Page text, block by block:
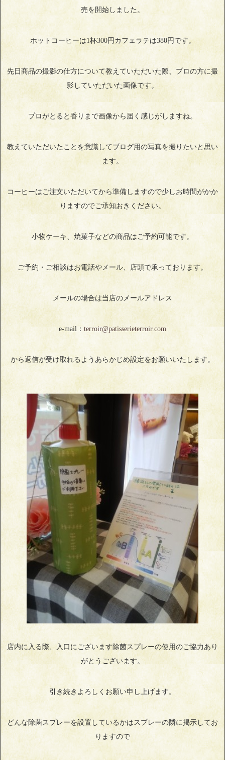
売を開始しました。
ホットコーヒーは1杯300円カフェラテは380円です。
先日商品の撮影の仕方について教えていただいた際、プロの方に撮
影していただいた画像です。
プロがとると香りまで画像から届く感じがしますね。
教えていただいたことを意識してブログ用の写真を撮りたいと思い
ます。
コーヒーはご注文いただいてから準備しますので少しお時間がかか
りますのでご承知おきください。
小物ケーキ、焼菓子などの商品はご予約可能です。
ご予約・ご相談はお電話やメール、店頭で承っております。
メールの場合は当店のメールアドレス
e-mail： terroir@patisserieterroir.com
から返信が受け取れるようあらかじめ設定をお願いいたします。
店内に入る際、入口にございます除菌スプレーの使用のご協力あり
がとうございます。
引き続きよろしくお願い申し上げます。
どんな除菌スプレーを設置しているかはスプレーの隣に掲示してお
りますので